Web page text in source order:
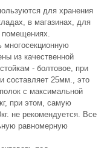
для хранения
в магазинах, для
помещениях.
многосекционную
из качественной
- болтовое, при
составляет 25мм., это
с максимальной
при этом, самую
не рекомендуется. Все
равномерную